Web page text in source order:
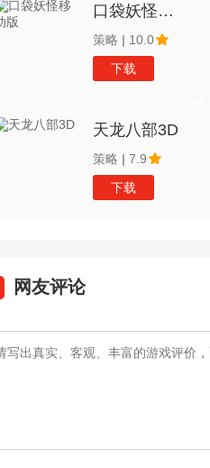
口袋妖怪移动版
策略 | 10.0
下载
天龙八部3D
策略 | 7.9
下载
网友评论